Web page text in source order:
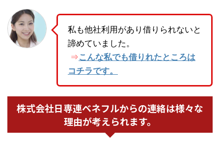
私も他社利用があり借りられないと
諦めていました。
⇒ こんな私でも借りれたところは
コチラです。
株式会社日専連ベネフルからの連絡は様々な
理由が考えられます。